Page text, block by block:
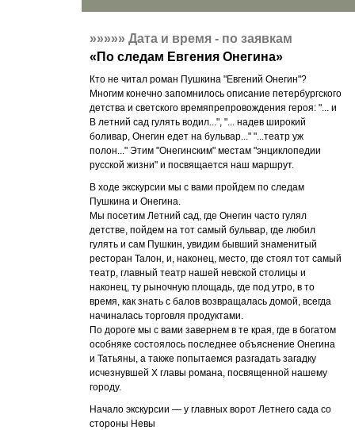
»»»»»Дата и время - по заявкам
« По следам Евгения Онегина»
Кто не читал роман Пушкина "Евгений Онегин"?
Многим конечно запомнилось описание петербургского
детства и светского времяпрепровождения героя: "... и
В летний сад гулять водил...", "... надев широкий
боливар, Онегин едет на бульвар..." "...театр уж
полон..." Этим "Онегинским" местам "энциклопедии
русской жизни" и посвящается наш маршрут.
В ходе экскурсии мы с вами пройдем по следам
Пушкина и Онегина.
Мы посетим Летний сад, где Онегин часто гулял
детстве, пойдем на тот самый бульвар, где любил
гулять и сам Пушкин, увидим бывший знаменитый
ресторан Талон, и, наконец, место, где стоял тот самый
театр, главный театр нашей невской столицы и
наконец, ту рыночную площадь, где под утро, в то
время, как знать с балов возвращалась домой, всегда
начиналась торговля продуктами.
По дороге мы с вами завернем в те края, где в богатом
особняке состоялось последнее объяснение Онегина
и Татьяны, а также попытаемся разгадать загадку
иcчезнувшей Х главы романа, посвященной нашему
городу.
Начало экскурсии — у главных ворот Летнего сада со
стороны Невы